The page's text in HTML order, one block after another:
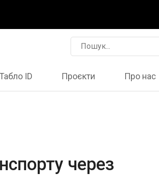
Табло ID Проєкти Про нас
через